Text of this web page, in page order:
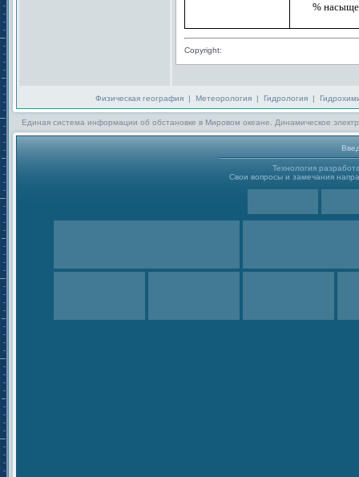
%
Copyright:
Физическая география | Метеорология | Гидрология |
Единая система информации об обстановке в Мировом океане. Динамическое
Технология
Свои вопросы и замечания